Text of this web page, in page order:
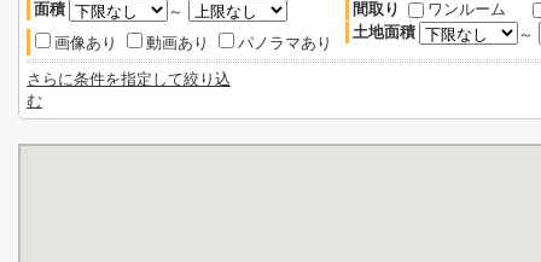
面積
～
画像あり
動画あり パノラマあり
間取り
ワンルーム
土地面積
～
さらに条件を指定して絞り込
む